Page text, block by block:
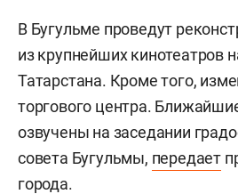
В Бугульме проведут
из крупнейших кинотеатров
Татарстана. Кроме того,
торгового центра.
озвучены на заседании
совета Бугульмы, передает
города.